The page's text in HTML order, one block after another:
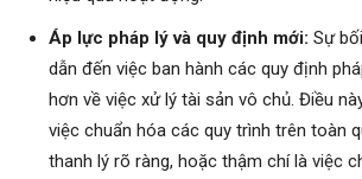
Áp lực pháp lý và quy định mới: Sự
dẫn đến việc ban hành các quy định
hơn về việc xử lý tài sản vô chủ. Điều
việc chuẩn hóa các quy trình trên toàn
thanh lý rõ ràng, hoặc thậm chí là việc